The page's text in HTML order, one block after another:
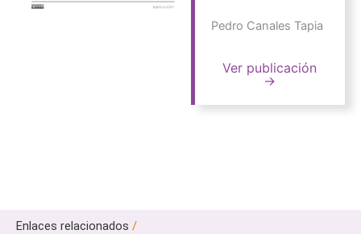
Pedro Canales Tapia
Ver publicación
→
Enlaces relacionados /